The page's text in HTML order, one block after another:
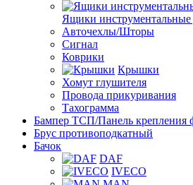
Ящики инструментальные
Авточехлы/Шторы
Сигнал
Коврики
Крышки
Хомут глушителя
Провода прикуривания
Тахограмма
Бампер ТСП/Панель крепления
Брус противоподкатный
Бачок
DAF
IVECO